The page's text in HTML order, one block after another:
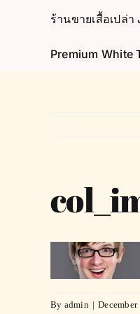
ร้านขายเสื้อเปล่า
Premium White
By admin |